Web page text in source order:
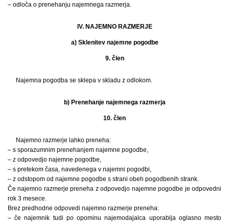
– odloča o prenehanju najemnega razmerja.
IV. NAJEMNO RAZMERJE
a) Sklenitev najemne pogodbe
9. člen
Najemna pogodba se sklepa v skladu z odlokom.
b) Prenehanje najemnega razmerja
10. člen
Najemno razmerje lahko preneha:
– s sporazumnim prenehanjem najemne pogodbe,
– z odpovedjo najemne pogodbe,
– s pretekom časa, navedenega v najemni pogodbi,
– z odstopom od najemne pogodbe s strani obeh pogodbenih strank.
Če najemno razmerje preneha z odpovedjo najemne pogodbe je odpovedni
rok 3 mesece.
Brez predhodne odpovedi najemno razmerje preneha:
– če najemnik tudi po opominu najemodajalca uporablja oglasno mesto